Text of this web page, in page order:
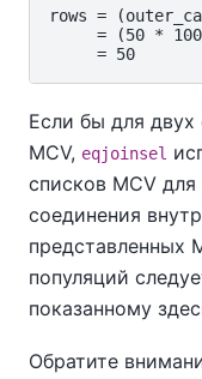
rows =
= (50 *
Если бы для двух
MCV, eqjoinsel
списков MCV
соединения
представленных
популяций
показанному
Обратите